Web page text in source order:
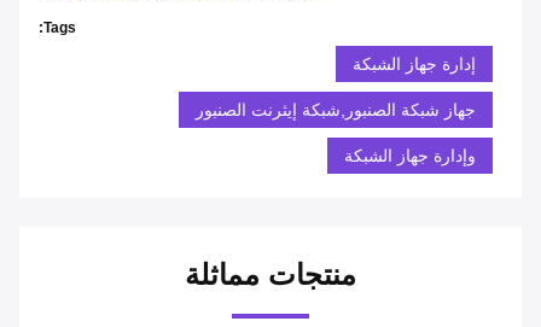
Tags:
إدارة جهاز الشبكة
جهاز شبكة الصنبور,شبكة إيثرنت الصنبور
وإدارة جهاز الشبكة
منتجات مماثلة